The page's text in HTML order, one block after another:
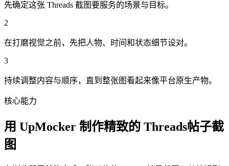
先确定这张 Threads 截图要服务的场景与目标。
2
在打磨视觉之前，先把人物、时间和状态细节设对。
3
持续调整内容与顺序，直到整张图看起来像平台原生产物。
核心能力
用 UpMocker 制作精致的 Threads帖子截
图